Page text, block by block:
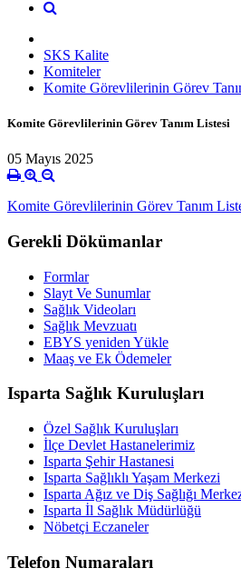
SKS Kalite
Komiteler
Komite Görevlilerinin Görev
Komite Görevlilerinin Görev Tanım Listesi
05 Mayıs 2025
Komite Görevlilerinin Görev Tanım
Gerekli Dökümanlar
Formlar
Slayt Ve Sunumlar
Sağlık Videoları
Sağlık Mevzuatı
EBYS yeniden Yükle
Maaş ve Ek Ödemeler
Isparta Sağlık Kuruluşları
Özel Sağlık Kuruluşları
İlçe Devlet Hastanelerimiz
Isparta Şehir Hastanesi
Isparta Sağlıklı Yaşam Merkezi
Isparta Ağız ve Diş Sağlığı
Isparta İl Sağlık Müdürlüğü
Nöbetçi Eczaneler
Telefon Numaraları